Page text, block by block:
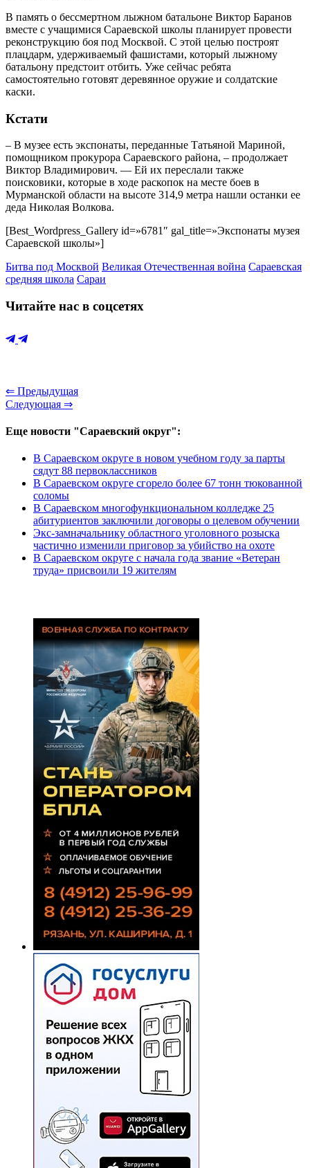
В память о бессмертном лыжном батальоне Виктор Баранов
вместе с учащимися Сараевской школы планирует провести
реконструкцию боя под Москвой. С этой целью построят
плацдарм, удерживаемый фашистами, который лыжному
батальону предстоит отбить. Уже сейчас ребята
самостоятельно готовят деревянное оружие и солдатские
каски.
Кстати
– В музее есть экспонаты, переданные Татьяной Мариной,
помощником прокурора Сараевского района, – продолжает
Виктор Владимирович. — Ей их переслали также
поисковики, которые в ходе раскопок на месте боев в
Мурманской области на высоте 314,9 метра нашли останки ее
деда Николая Волкова.
[Best_Wordpress_Gallery id=»6781″ gal_title=»Экспонаты музея
Сараевской школы»]
Битва под Москвой Великая Отечественная война Сараевская
средняя школа Сараи
Читайте нас в соцсетях
⇐ Предыдущая
Следующая ⇒
Еще новости "Сараевский округ":
В Сараевском округе в новом учебном году за парты
сядут 88 первоклассников
В Сараевском округе сгорело более 67 тонн тюкованной
соломы
В Сараевском многофункциональном колледже 25
абитуриентов заключили договоры о целевом обучении
Экс-замначальнику областного уголовного розыска
частично изменили приговор за убийство на охоте
В Сараевском округе с начала года звание «Ветеран
труда» присвоили 19 жителям